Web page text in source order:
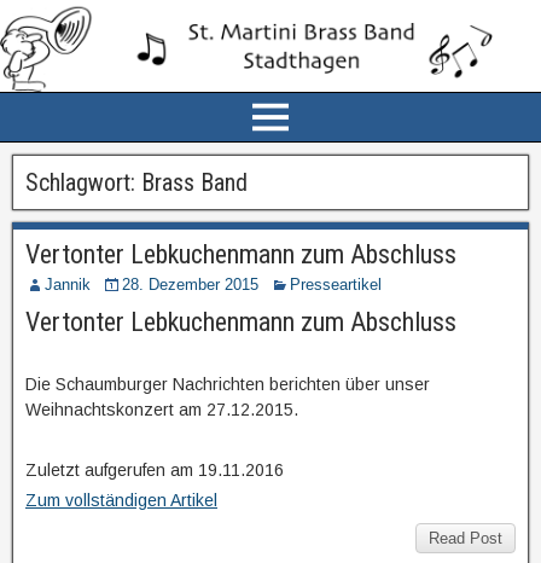
Schlagwort: Brass Band
Vertonter Lebkuchenmann zum Abschluss
Jannik 28. Dezember 2015 Presseartikel
Vertonter Lebkuchenmann zum Abschluss
Die Schaumburger Nachrichten berichten über unser
Weihnachtskonzert am 27.12.2015.
Zuletzt aufgerufen am 19.11.2016
Zum vollständigen Artikel
Read Post